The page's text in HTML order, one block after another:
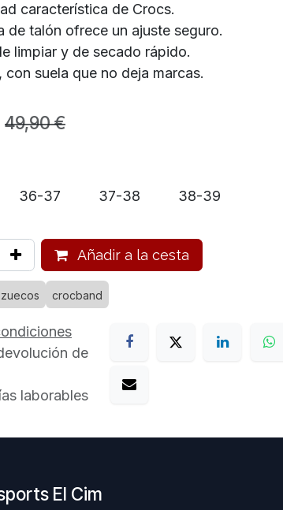
característica de Crocs.
de talón ofrece un ajuste seguro.
limpiar y de secado rápido.
con suela que no deja marcas.
49,90€
36-37 37-38 38-39
Añadir a la cesta
zuecos crocband
de
laborables
El Cim